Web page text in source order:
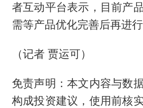
者互动平台表示，目前产
需等产品优化完善后再进行
（记者 贾运可）
免责声明：本文内容与数
构成投资建议，使用前核